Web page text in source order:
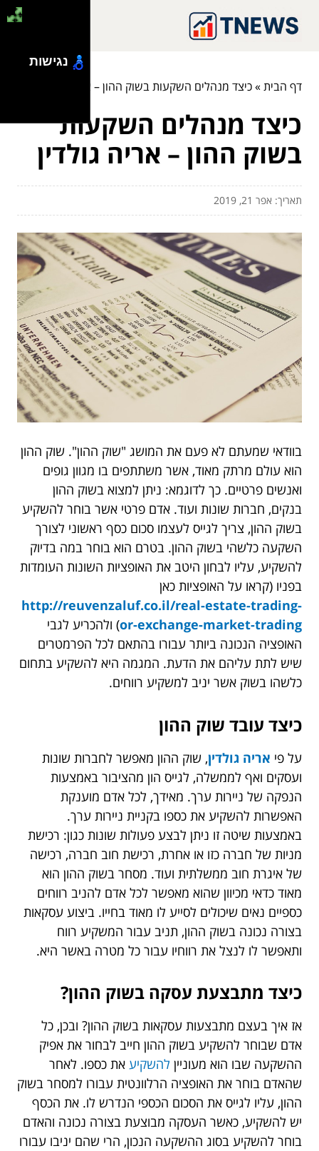
דף הבית»כיצד מנהלים השקעות בשוק ההון – אריה גולדין
כיצד מנהלים השקעות
בשוק ההון – אריה גולדין
תאריך: אפר 21, 2019
בוודאי שמעתם לא פעם את המושג "שוק ההון". שוק ההון
הוא עולם מרתק מאוד, אשר משתתפים בו מגוון גופים
ואנשים פרטיים. כך לדוגמא: ניתן למצוא בשוק ההון
בנקים, חברות שונות ועוד. אדם פרטי אשר בוחר להשקיע
בשוק ההון, צריך לגייס לעצמו סכום כסף ראשוני לצורך
השקעה כלשהי בשוק ההון. בטרם הוא בוחר במה בדיוק
להשקיע, עליו לבחון היטב את האופציות השונות העומדות
בפניו (קראו על האופציות כאן
http://reuvenzaluf.co.il/real-estate-trading-
or-exchange-market-trading) ולהכריע לגבי
האופציה הנכונה ביותר עבורו בהתאם לכל הפרמטרים
שיש לתת עליהם את הדעת. המגמה היא להשקיע בתחום
כלשהו בשוק אשר יניב למשקיע רווחים.
כיצד עובד שוק ההון
על פי אריה גולדין, שוק ההון מאפשר לחברות שונות
ועסקים ואף לממשלה, לגייס הון מהציבור באמצעות
הנפקה של ניירות ערך. מאידך, לכל אדם מוענקת
האפשרות להשקיע את כספו בקניית ניירות ערך.
באמצעות שיטה זו ניתן לבצע פעולות שונות כגון: רכישת
מניות של חברה כזו או אחרת, רכישת חוב חברה, רכישה
של איגרת חוב ממשלתית ועוד. מסחר בשוק ההון הוא
מאוד כדאי מכיוון שהוא מאפשר לכל אדם להניב רווחים
כספיים נאים שיכולים לסייע לו מאוד בחייו. ביצוע עסקאות
בצורה נכונה בשוק ההון, תניב עבור המשקיע רווח
ותאפשר לו לנצל את רווחיו עבור כל מטרה באשר היא.
כיצד מתבצעת עסקה בשוק ההון?
אז איך בעצם מתבצעות עסקאות בשוק ההון? ובכן, כל
אדם שבוחר להשקיע בשוק ההון חייב לבחור את אפיק
ההשקעה שבו הוא מעוניין להשקיע את כספו. לאחר
שהאדם בוחר את האופציה הרלוונטית עבורו למסחר בשוק
ההון, עליו לגייס את הסכום הכספי הנדרש לו. את הכסף
יש להשקיע, כאשר העסקה מבוצעת בצורה נכונה והאדם
בוחר להשקיע בסוג ההשקעה הנכון, הרי שהם יניבו עבורו
נגישות